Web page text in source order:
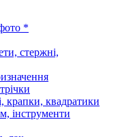
*
стержні,
крапки, квадратики
інструменти